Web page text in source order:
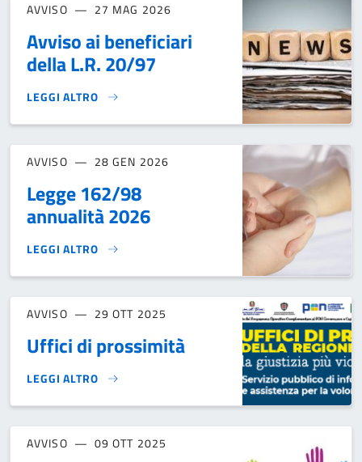
AVVISO 27 MAG 2026
Avviso ai beneficiari
della L.R. 20/97
LEGGI ALTRO
AVVISO AI BENEFICIARI DELLA L.R. 20/97}
AVVISO 28 GEN 2026
Legge 162/98
annualità 2026
LEGGI ALTRO
LEGGE 162/98 ANNUALITÀ 2026}
AVVISO 29 OTT 2025
Uffici di prossimità
LEGGI ALTRO
UFFICI DI PROSSIMITÀ}
AVVISO 09 OTT 2025